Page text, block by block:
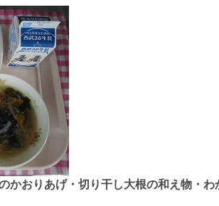
かおりあげ・切り干し大根の和え物・わ